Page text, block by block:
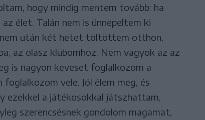
hogy mindig mentem tovább: ha
élet. Talán nem is ünnepeltem ki
után két hetet töltöttem otthon,
az olasz klubomhoz. Nem vagyok az az
is nagyon keveset foglalkozom a
vele. Jól élem meg, és
ezekkel a játékosokkal játszhattam,
szerencsésnek gondolom magamat,